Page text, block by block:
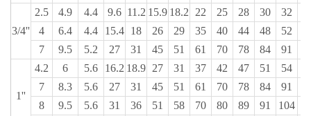
3/4''
2.5 4.9 4.4 9.6 11.2 15.9 18.2 22 25 28 30 32
4
6.4 4.4 15.4 18 26 29 35 40 44 48 52
7
9.5 5.2 27 31 45 51 61 70 78 84 91
1''
4.2 6 5.6 16.2 18.9 27 31 37 42 47 51 54
7
8.3 5.6 27 31 45 51 61 70 78 84 91
8
9.5 5.6 31 36 51 58 70 80 89 91 104